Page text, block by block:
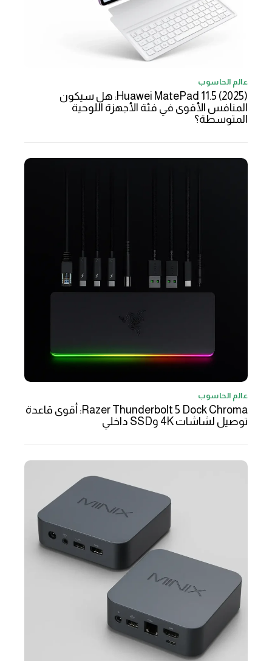
عالم الحاسوب
Huawei MatePad 11.5 (2025): هل سيكون
المنافس الأقوى في فئة الأجهزة اللوحية
المتوسطة؟
عالم الحاسوب
Razer Thunderbolt 5 Dock Chroma: أقوى قاعدة
توصيل لشاشات 4K وSSD داخلي